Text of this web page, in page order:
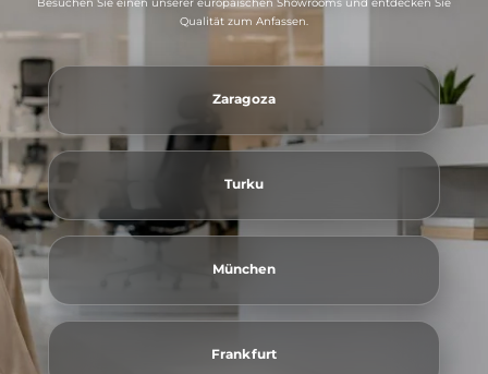
Qualität zum Anfassen.
Zaragoza
Turku
München
Frankfurt